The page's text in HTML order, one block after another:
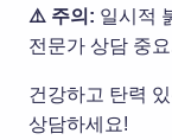
⚠️ 주의: 일시적
전문가 상담 중
건강하고 탄력
상담하세요!